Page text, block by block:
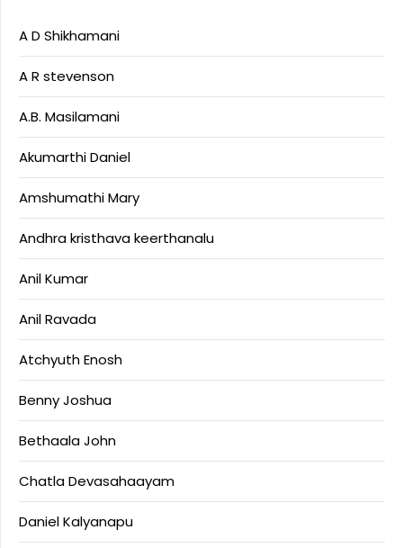
A D Shikhamani
A R stevenson
A.B. Masilamani
Akumarthi Daniel
Amshumathi Mary
Andhra kristhava keerthanalu
Anil Kumar
Anil Ravada
Atchyuth Enosh
Benny Joshua
Bethaala John
Chatla Devasahaayam
Daniel Kalyanapu